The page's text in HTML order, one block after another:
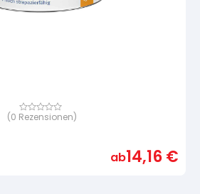
Bewertet
(0 Rezensionen)
ab14,16€